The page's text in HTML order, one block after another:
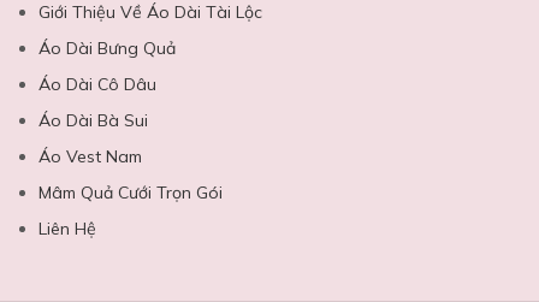
Giới Thiệu Về Áo Dài Tài Lộc
Áo Dài Bưng Quả
Áo Dài Cô Dâu
Áo Dài Bà Sui
Áo Vest Nam
Mâm Quả Cưới Trọn Gói
Liên Hệ